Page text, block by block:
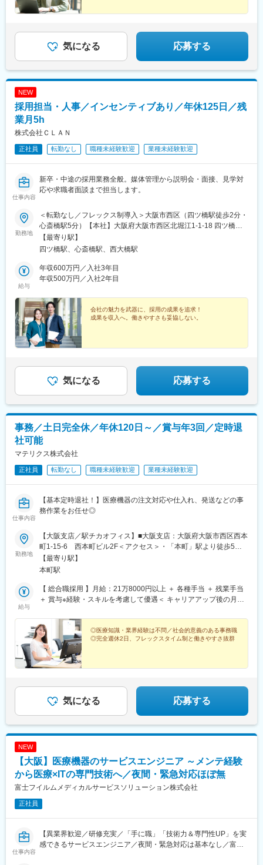
気になる 応募する
NEW
採用担当・人事／インセンティブあり／年休125日／残
業月5h
株式会社ＣＬＡＮ
正社員 転勤なし 職種未経験歓迎 業種未経験歓迎
仕事内容
新卒・中途の採用業務全般。媒体管理から説明会・面接、見学対
応や求職者面談まで担当します。
勤務地
＜転勤なし／フレックス制導入＞大阪市西区（四ツ橋駅徒歩2分・
心斎橋駅5分）【本社】大阪府大阪市西区北堀江1-1-18 四ツ橋イ
ーストビル2階■本社アクセス大阪メトロ四つ橋線「四ツ橋駅」か
ら徒歩で2分大阪メトロ御堂筋線「心斎橋駅」から徒歩で7分大阪
迎
【最寄り駅】
四ツ橋駅、心斎橋駅、西大橋駅
給与
年収600万円／入社3年目
年収500万円／入社2年目
会社の魅力を武器に、採用の成果を追求！
成果を収入へ。働きやすさも妥協しない。
気になる 応募する
事務／土日完全休／年休120日～／賞与年3回／定時退
社可能
マテリクス株式会社
正社員 転勤なし 職種未経験歓迎 業種未経験歓迎
仕事内容
【基本定時退社！】医療機器の注文対応や仕入れ、発送などの事
務作業をお任せ◎
勤務地
【大阪支店／駅チカオフィス】■大阪支店：大阪府大阪市西区西本
町1-15-6 西本町ビル2F＜アクセス＞・「本町」駅より徒歩5
分・「阿波座」駅より徒歩7分※受動喫煙対策：敷地内禁煙
【最寄り駅】
本町駅
給与
【 総合職採用 】月給：21万8000円以上 ＋ 各種手当 ＋ 残業手当
＋ 賞与※経験・スキルを考慮して優遇＜ キャリアアップ後の月給
長：月給34万円～ ＋ 各種手当 ＋ 残業手当 ＋ 賞与 ◆ ◇ ◆【
一般職採用 】月給：19万4,000円～ ＋ 各種手当 ＋ 残業手当 ＋ 賞
与※総合職または一般職での採用は、ご経験・スキルを考慮し、選
考の過程でご相談のうえ、決定いたします。
◎医療知識・業界経験は不問／社会的意義のある事務職
◎完全週休2日、フレックスタイム制と働きやすさ抜群
気になる 応募する
NEW
【大阪】医療機器のサービスエンジニア ～メンテ経験
から医療×ITの専門技術へ／夜間・緊急対応ほぼ無
富士フイルムメディカルサービスソリューション株式会社
正社員
仕事内容
【異業界歓迎／研修充実／「手に職」「技術力＆専門性UP」を実
感できるサービスエンジニア／夜間・緊急対応は基本なし／富士